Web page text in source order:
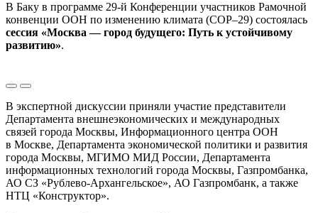
В Баку в программе 29-й Конференции участников Рамочной
конвенции ООН по изменению климата (СОР–29) состоялась
сессия «Москва — город будущего: Путь к устойчивому
развитию».
В экспертной дискуссии приняли участие представители
Департамента внешнеэкономических и международных
связей города Москвы, Информационного центра ООН
в Москве, Департамента экономической политики и развития
города Москвы, МГИМО МИД России, Департамента
информационных технологий города Москвы, Газпромбанка,
АО СЗ «Рублево-Архангельское», АО Газпромбанк, а также
НТЦ «Конструктор».